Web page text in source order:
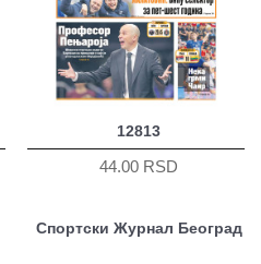
12813
44.00 RSD
Спортски Журнал Београд